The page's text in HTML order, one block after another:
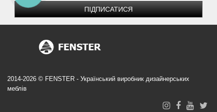
ПІДПИСАТИСЯ
2014-2026 © FENSTER - Український виробник дизайнерських
меблів